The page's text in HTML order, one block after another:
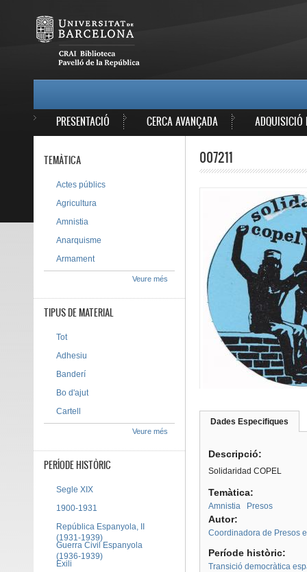
PRESENTACIÓ CERCA AVANÇADA ADQUISICIÓ
007211
Dades Especifiques
Descripció:
Solidaridad COPEL
Temàtica:
Amnistia Presos
Autor:
Coordinadora de Presos
Període històric:
Transició democràtica
TEMÀTICA
Actes públics
Agricultura
Amnistia
Anarquisme
Armament
Veure més
TIPUS DE MATERIAL
Tot
Adhesiu
Banderí
Bo d'ajut
Cartell
Veure més
PERÍODE HISTÒRIC
Segle XIX
1900-1931
República Espanyola, II
(1931-1939)
Guerra Civil Espanyola
(1936-1939)
Exili